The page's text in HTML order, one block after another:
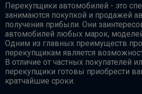
Перекупщики автомобилей - это
занимаются покупкой и продажей
получения прибыли. Они
автомобилей любых марок,
Одним из главных преимуществ
перекупщикам является
В отличие от частных покупателей
перекупщики готовы приобрести
кратчайшие сроки.